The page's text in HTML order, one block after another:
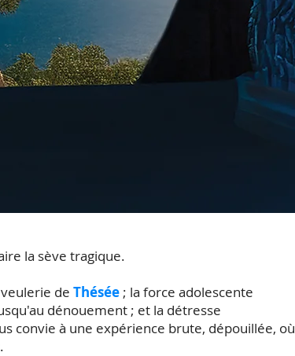
la sève tragique.
de Thésée ; la force adolescente
dénouement ; et la détresse
convie à une expérience brute, dépouillée, où